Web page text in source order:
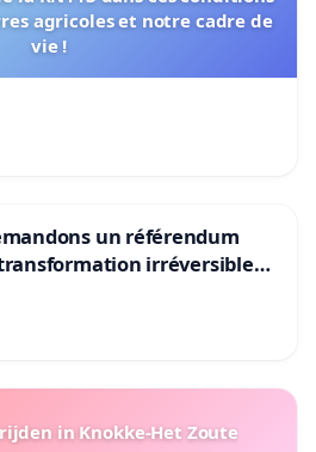
agricoles et notre cadre de
vie !
un référendum
irréversible
in Knokke-Het Zoute